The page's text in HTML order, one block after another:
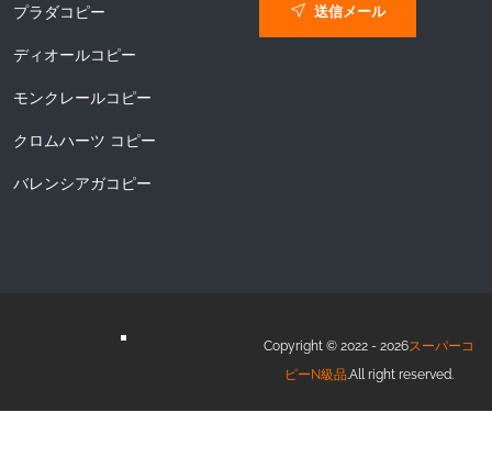
プラダコピー
ディオールコピー
モンクレールコピー
クロムハーツ コピー
バレンシアガコピー
送信メール
Copyright © 2022 - 2026スーパーコ
ピーN級品.All right reserved.